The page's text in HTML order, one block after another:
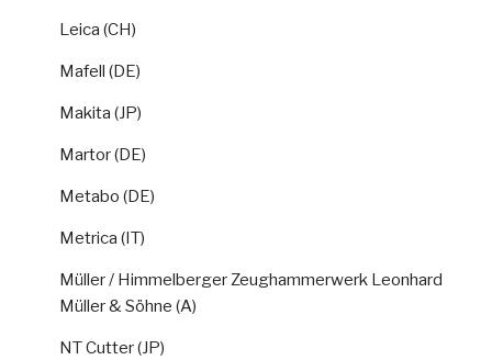
Leica (CH)
Mafell (DE)
Makita (JP)
Martor (DE)
Metabo (DE)
Metrica (IT)
Müller / Himmelberger Zeughammerwerk Leonhard
Müller & Söhne (A)
NT Cutter (JP)